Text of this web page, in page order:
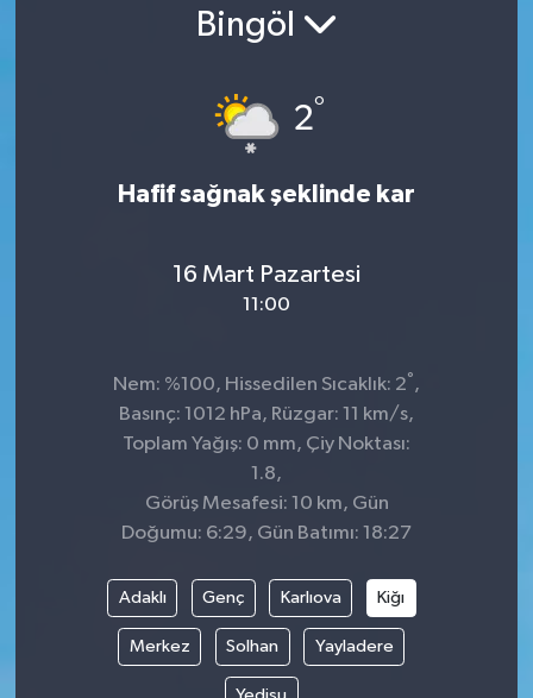
Bingöl
2°
Hafif sağnak şeklinde kar
16 Mart Pazartesi
11:00
Nem: %100, Hissedilen Sıcaklık: 2° ,
Basınç: 1012 hPa, Rüzgar: 11 km/s,
Toplam Yağış: 0 mm, Çiy Noktası:
1.8,
Görüş Mesafesi: 10 km, Gün
Doğumu: 6:29, Gün Batımı: 18:27
Adaklı Genç Karlıova Kiğı
Merkez Solhan Yayladere